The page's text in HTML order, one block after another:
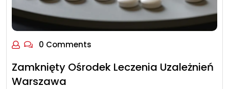
0 Comments
Zamknięty Ośrodek Leczenia Uzależnień
Warszawa